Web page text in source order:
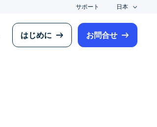
サポート 日本
はじめに お問合せ